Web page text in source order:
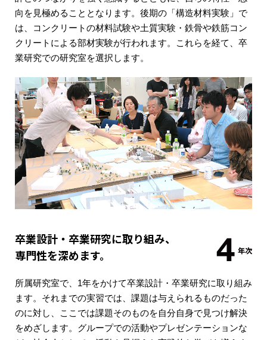
向を見極めることとなります。後期の「構造材料実験」で
は、コンクリートの材料試験や土質実験・鉄骨や鉄筋コン
クリートによる部材実験が行われます。これらを経て、卒
業研究での研究室を選択します。
卒業設計・卒業研究に取り組み、
専門性を深めます。
所属研究室で、1年をかけて卒業設計・卒業研究に取り組み
ます。それまでの実習では、課題は与えられるものだった
のに対し、ここでは課題そのものを自分自身で見つけ解決
をめざします。グループでの活動やプレゼンテーションな